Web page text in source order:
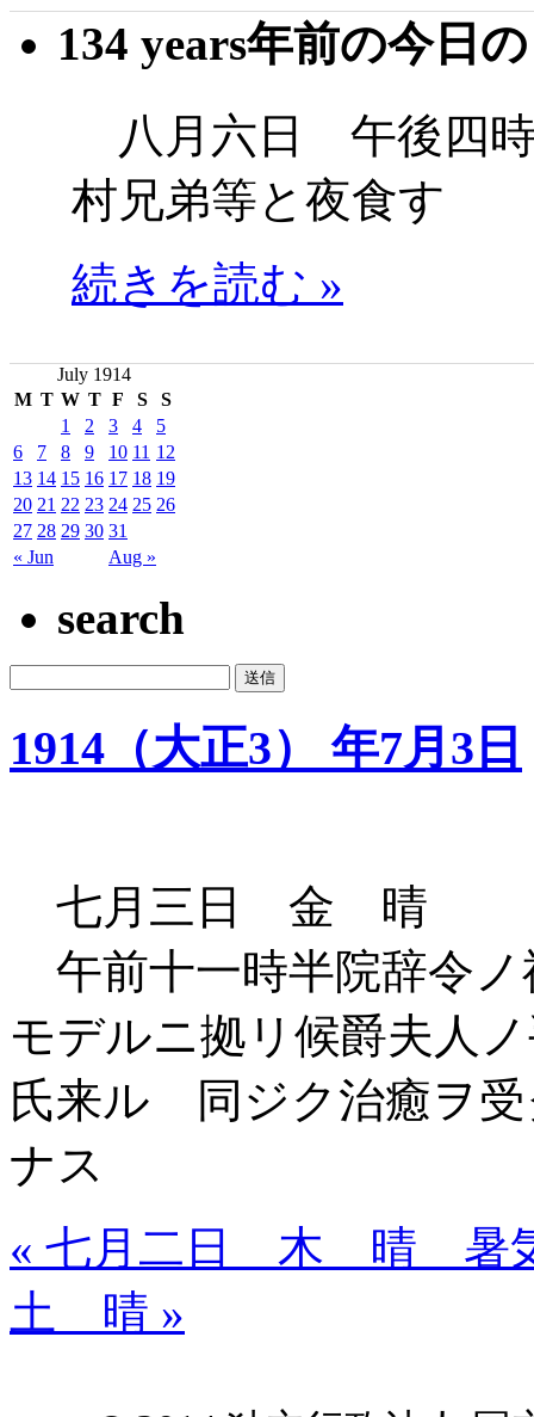
134 years年前の今日
八月六日 午後四
村兄弟等と夜食す
続きを読む »
July 1914
M T W T F S S
« Jun Aug »
1 2 3 4
5
6
7 8 9 10 11 12
13 14 15 16 17 18 19
20 21 22 23 24 25 26
27 28 29 30 31
search
1914（大正3） 年7月3日
七月三日 金 晴
午前十一時半院辞令
モデルニ拠リ候爵夫人
氏来ル 同ジク治癒ヲ
ナス
« 七月二日 木 晴 暑
土 晴 »